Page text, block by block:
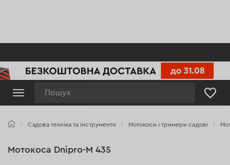
Садова техніка та інструменти Мотокоси і тримери садові
Мотокоса Dnipro-M 43S